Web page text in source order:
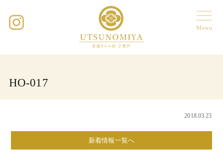
HO-017
2018.03.23
新着情報一覧へ